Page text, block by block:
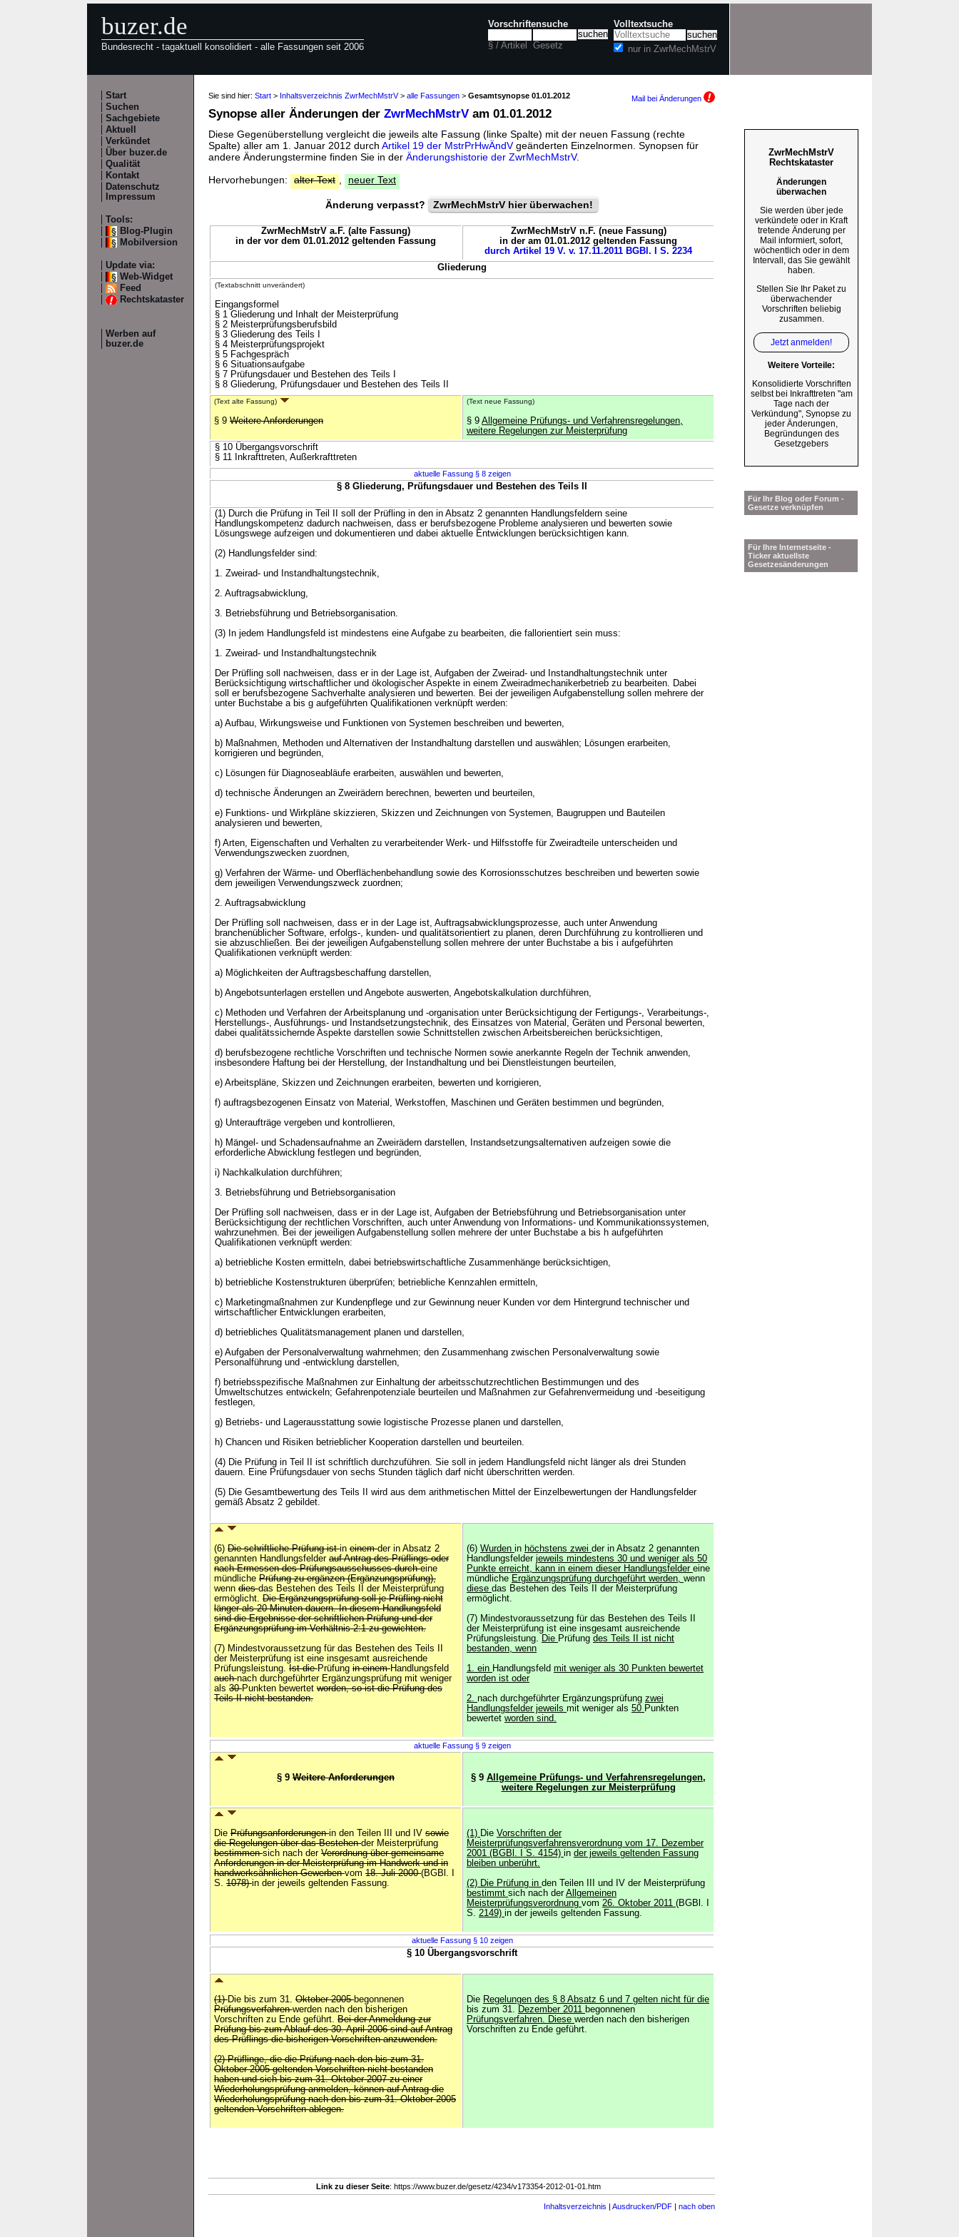
buzer.de
Bundesrecht - tagaktuell konsolidiert - alle Fassungen seit 2006
Vorschriftensuche
§ / Artikel Gesetz
Volltextsuche
nur in ZwrMechMstrV
Start
Suchen
Sachgebiete
Aktuell
Verkündet
Über buzer.de
Qualität
Kontakt
Datenschutz
Impressum
Tools:
Blog-Plugin
Mobilversion
Update via:
Web-Widget
Feed
Rechtskataster
Werben auf
buzer.de
Sie sind hier: Start > Inhaltsverzeichnis ZwrMechMstrV> alle Fassungen > Gesamtsynopse 01.01.2012 Mail bei Änderungen
Synopse aller Änderungen der ZwrMechMstrV am 01.01.2012
Diese Gegenüberstellung vergleicht die jeweils alte Fassung (linke Spalte) mit der neuen Fassung (rechte
Spalte) aller am 1. Januar 2012 durch Artikel 19 der MstrPrHwÄndVgeänderten Einzelnormen. Synopsen für
andere Änderungstermine finden Sie in der Änderungshistorie der ZwrMechMstrV.
Hervorhebungen:
alter Text neuer Text
Änderung verpasst? ZwrMechMstrV hier überwachen!
ZwrMechMstrV a.F. (alte Fassung)
in der vor dem 01.01.2012 geltenden Fassung
ZwrMechMstrV n.F. (neue Fassung)
in der am 01.01.2012 geltenden Fassung
durch Artikel 19 V. v. 17.11.2011 BGBl. I S. 2234
Gliederung
(Textabschnitt unverändert)
Eingangsformel
§ 1 Gliederung und Inhalt der Meisterprüfung
§ 2 Meisterprüfungsberufsbild
§ 3 Gliederung des Teils I
§ 4 Meisterprüfungsprojekt
§ 5 Fachgespräch
§ 6 Situationsaufgabe
§ 7 Prüfungsdauer und Bestehen des Teils I
§ 8 Gliederung, Prüfungsdauer und Bestehen des Teils II
(Text alte Fassung)
§ 9 Weitere Anforderungen
(Text neue Fassung)
§ 9 Allgemeine Prüfungs- und Verfahrensregelungen,
weitere Regelungen zur Meisterprüfung
§ 10 Übergangsvorschrift
§ 11 Inkrafttreten, Außerkrafttreten
aktuelle Fassung § 8 zeigen
§ 8 Gliederung, Prüfungsdauer und Bestehen des Teils II
(1) Durch die Prüfung in Teil II soll der Prüfling in den in Absatz 2 genannten Handlungsfeldern seine
Handlungskompetenz dadurch nachweisen, dass er berufsbezogene Probleme analysieren und bewerten sowie
Lösungswege aufzeigen und dokumentieren und dabei aktuelle Entwicklungen berücksichtigen kann.
(2) Handlungsfelder sind:
1. Zweirad- und Instandhaltungstechnik,
2. Auftragsabwicklung,
3. Betriebsführung und Betriebsorganisation.
(3) In jedem Handlungsfeld ist mindestens eine Aufgabe zu bearbeiten, die fallorientiert sein muss:
1. Zweirad- und Instandhaltungstechnik
Der Prüfling soll nachweisen, dass er in der Lage ist, Aufgaben der Zweirad- und Instandhaltungstechnik unter
Berücksichtigung wirtschaftlicher und ökologischer Aspekte in einem Zweiradmechanikerbetrieb zu bearbeiten. Dabei
soll er berufsbezogene Sachverhalte analysieren und bewerten. Bei der jeweiligen Aufgabenstellung sollen mehrere der
unter Buchstabe a bis g aufgeführten Qualifikationen verknüpft werden:
a) Aufbau, Wirkungsweise und Funktionen von Systemen beschreiben und bewerten,
b) Maßnahmen, Methoden und Alternativen der Instandhaltung darstellen und auswählen; Lösungen erarbeiten,
korrigieren und begründen,
c) Lösungen für Diagnoseabläufe erarbeiten, auswählen und bewerten,
d) technische Änderungen an Zweirädern berechnen, bewerten und beurteilen,
e) Funktions- und Wirkpläne skizzieren, Skizzen und Zeichnungen von Systemen, Baugruppen und Bauteilen
analysieren und bewerten,
f) Arten, Eigenschaften und Verhalten zu verarbeitender Werk- und Hilfsstoffe für Zweiradteile unterscheiden und
Verwendungszwecken zuordnen,
g) Verfahren der Wärme- und Oberflächenbehandlung sowie des Korrosionsschutzes beschreiben und bewerten sowie
dem jeweiligen Verwendungszweck zuordnen;
2. Auftragsabwicklung
Der Prüfling soll nachweisen, dass er in der Lage ist, Auftragsabwicklungsprozesse, auch unter Anwendung
branchenüblicher Software, erfolgs-, kunden- und qualitätsorientiert zu planen, deren Durchführung zu kontrollieren und
sie abzuschließen. Bei der jeweiligen Aufgabenstellung sollen mehrere der unter Buchstabe a bis i aufgeführten
Qualifikationen verknüpft werden:
a) Möglichkeiten der Auftragsbeschaffung darstellen,
b) Angebotsunterlagen erstellen und Angebote auswerten, Angebotskalkulation durchführen,
c) Methoden und Verfahren der Arbeitsplanung und -organisation unter Berücksichtigung der Fertigungs-, Verarbeitungs-,
Herstellungs-, Ausführungs- und Instandsetzungstechnik, des Einsatzes von Material, Geräten und Personal bewerten,
dabei qualitätssichernde Aspekte darstellen sowie Schnittstellen zwischen Arbeitsbereichen berücksichtigen,
d) berufsbezogene rechtliche Vorschriften und technische Normen sowie anerkannte Regeln der Technik anwenden,
insbesondere Haftung bei der Herstellung, der Instandhaltung und bei Dienstleistungen beurteilen,
e) Arbeitspläne, Skizzen und Zeichnungen erarbeiten, bewerten und korrigieren,
f) auftragsbezogenen Einsatz von Material, Werkstoffen, Maschinen und Geräten bestimmen und begründen,
g) Unteraufträge vergeben und kontrollieren,
h) Mängel- und Schadensaufnahme an Zweirädern darstellen, Instandsetzungsalternativen aufzeigen sowie die
erforderliche Abwicklung festlegen und begründen,
i) Nachkalkulation durchführen;
3. Betriebsführung und Betriebsorganisation
Der Prüfling soll nachweisen, dass er in der Lage ist, Aufgaben der Betriebsführung und Betriebsorganisation unter
Berücksichtigung der rechtlichen Vorschriften, auch unter Anwendung von Informations- und Kommunikationssystemen,
wahrzunehmen. Bei der jeweiligen Aufgabenstellung sollen mehrere der unter Buchstabe a bis h aufgeführten
Qualifikationen verknüpft werden:
a) betriebliche Kosten ermitteln, dabei betriebswirtschaftliche Zusammenhänge berücksichtigen,
b) betriebliche Kostenstrukturen überprüfen; betriebliche Kennzahlen ermitteln,
c) Marketingmaßnahmen zur Kundenpflege und zur Gewinnung neuer Kunden vor dem Hintergrund technischer und
wirtschaftlicher Entwicklungen erarbeiten,
d) betriebliches Qualitätsmanagement planen und darstellen,
e) Aufgaben der Personalverwaltung wahrnehmen; den Zusammenhang zwischen Personalverwaltung sowie
Personalführung und -entwicklung darstellen,
f) betriebsspezifische Maßnahmen zur Einhaltung der arbeitsschutzrechtlichen Bestimmungen und des
Umweltschutzes entwickeln; Gefahrenpotenziale beurteilen und Maßnahmen zur Gefahrenvermeidung und -beseitigung
festlegen,
g) Betriebs- und Lagerausstattung sowie logistische Prozesse planen und darstellen,
h) Chancen und Risiken betrieblicher Kooperation darstellen und beurteilen.
(4) Die Prüfung in Teil II ist schriftlich durchzuführen. Sie soll in jedem Handlungsfeld nicht länger als drei Stunden
dauern. Eine Prüfungsdauer von sechs Stunden täglich darf nicht überschritten werden.
(5) Die Gesamtbewertung des Teils II wird aus dem arithmetischen Mittel der Einzelbewertungen der Handlungsfelder
gemäß Absatz 2 gebildet.
(6) Die schriftliche Prüfung istin einemder in Absatz 2
genannten Handlungsfelder auf Antrag des Prüflings oder
nach Ermessen des Prüfungsausschusses durcheine
mündliche Prüfung zu ergänzen (Ergänzungsprüfung),
wenn diesdas Bestehen des Teils II der Meisterprüfung
ermöglicht. Die Ergänzungsprüfung soll je Prüfling nicht
länger als 20 Minuten dauern. In diesem Handlungsfeld
sind die Ergebnisse der schriftlichen Prüfung und der
Ergänzungsprüfung im Verhältnis 2:1 zu gewichten.
(7) Mindestvoraussetzung für das Bestehen des Teils II
der Meisterprüfung ist eine insgesamt ausreichende
Prüfungsleistung. Ist diePrüfung in einemHandlungsfeld
auchnach durchgeführter Ergänzungsprüfung mit weniger
als 30Punkten bewertet worden, so ist die Prüfung des
Teils II nicht bestanden.
(6) Wurden in höchstens zwei der in Absatz 2 genannten
Handlungsfelder jeweils mindestens 30 und weniger als 50
Punkte erreicht, kann in einem dieser Handlungsfelder eine
mündliche Ergänzungsprüfung durchgeführt werden, wenn
diese das Bestehen des Teils II der Meisterprüfung
ermöglicht.
(7) Mindestvoraussetzung für das Bestehen des Teils II
der Meisterprüfung ist eine insgesamt ausreichende
Prüfungsleistung. Die Prüfung des Teils II ist nicht
bestanden, wenn
1. ein Handlungsfeld mit weniger als 30 Punkten bewertet
worden ist oder
2. nach durchgeführter Ergänzungsprüfung zwei
Handlungsfelder jeweils mit weniger als 50 Punkten
bewertet worden sind.
aktuelle Fassung § 9 zeigen
§ 9 Weitere Anforderungen § 9 Allgemeine Prüfungs- und Verfahrensregelungen,
weitere Regelungen zur Meisterprüfung
Die Prüfungsanforderungenin den Teilen III und IV sowie
die Regelungen über das Bestehender Meisterprüfung
bestimmensich nach der Verordnung über gemeinsame
Anforderungen in der Meisterprüfung im Handwerk und in
handwerksähnlichen Gewerbenvom 18. Juli 2000(BGBl. I
S. 1078)in der jeweils geltenden Fassung.
(1) Die Vorschriften der
Meisterprüfungsverfahrensverordnung vom 17. Dezember
2001 (BGBl. I S. 4154) in der jeweils geltenden Fassung
bleiben unberührt.
(2) Die Prüfung in den Teilen III und IV der Meisterprüfung
bestimmt sich nach derAllgemeinen
Meisterprüfungsverordnung vom 26. Oktober 2011 (BGBl. I
S. 2149) in der jeweils geltenden Fassung.
aktuelle Fassung § 10 zeigen
§ 10 Übergangsvorschrift
(1)Die bis zum 31. Oktober 2005begonnenen
Prüfungsverfahrenwerden nach den bisherigen
Vorschriften zu Ende geführt. Bei der Anmeldung zur
Prüfung bis zum Ablauf des 30. April 2006 sind auf Antrag
des Prüflings die bisherigen Vorschriften anzuwenden.
(2) Prüflinge, die die Prüfung nach den bis zum 31.
Oktober 2005 geltenden Vorschriften nicht bestanden
haben und sich bis zum 31. Oktober 2007 zu einer
Wiederholungsprüfung anmelden, können auf Antrag die
Wiederholungsprüfung nach den bis zum 31. Oktober 2005
geltenden Vorschriften ablegen.
Die Regelungen des § 8 Absatz 6 und 7 gelten nicht für die
bis zum 31. Dezember 2011 begonnenen
Prüfungsverfahren. Diese werden nach den bisherigen
Vorschriften zu Ende geführt.
Link zu dieser Seite: https://www.buzer.de/gesetz/4234/v173354-2012-01-01.htm
Inhaltsverzeichnis | Ausdrucken/PDF | nach oben
ZwrMechMstrV
Rechtskataster
Änderungen
überwachen
Sie werden über jede
verkündete oder in Kraft
tretende Änderung per
Mail informiert, sofort,
wöchentlich oder in dem
Intervall, das Sie gewählt
haben.
Stellen Sie Ihr Paket zu
überwachender
Vorschriften beliebig
zusammen.
Jetzt anmelden!
Weitere Vorteile:
Konsolidierte Vorschriften
selbst bei Inkrafttreten "am
Tage nach der
Verkündung", Synopse zu
jeder Änderungen,
Begründungen des
Gesetzgebers
Für Ihr Blog oder Forum -
Gesetze verknüpfen
Für Ihre Internetseite -
Ticker aktuellste
Gesetzesänderungen